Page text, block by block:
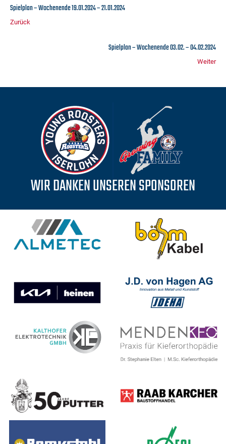
Spielplan – Wochenende 19.01.2024 – 21.01.2024
Zurück
Spielplan – Wochenende 03.02. – 04.02.2024
Weiter
WIR DANKEN UNSEREN SPONSOREN